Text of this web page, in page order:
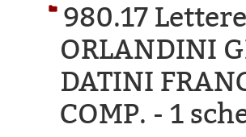
980.17
ORLANDINI
DATINI
COMP. - 1